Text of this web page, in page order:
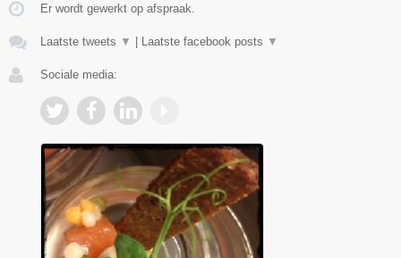
Er wordt gewerkt op afspraak.
Laatste tweets ▼ | Laatste facebook posts ▼
Sociale media: